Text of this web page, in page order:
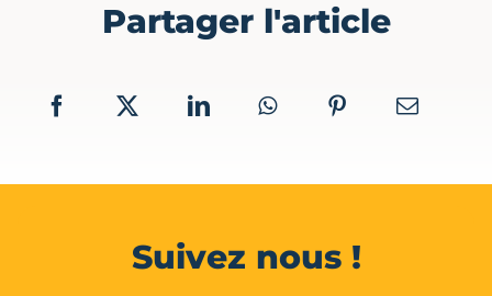
Partager l'article
Suivez nous !